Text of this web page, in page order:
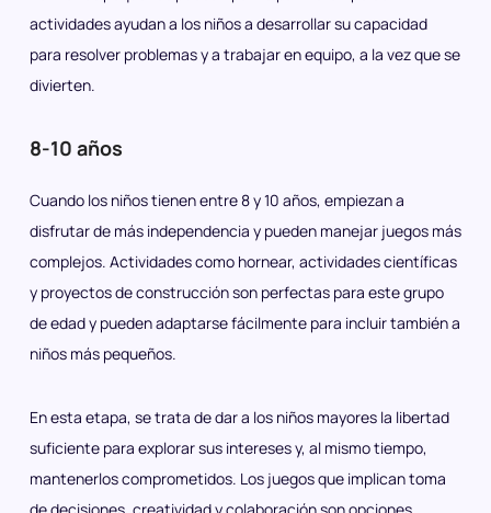
actividades ayudan a los niños a desarrollar su capacidad
para resolver problemas y a trabajar en equipo, a la vez que se
divierten.
8-10 años
Cuando los niños tienen entre 8 y 10 años, empiezan a
disfrutar de más independencia y pueden manejar juegos más
complejos. Actividades como hornear, actividades científicas
y proyectos de construcción son perfectas para este grupo
de edad y pueden adaptarse fácilmente para incluir también a
niños más pequeños.
En esta etapa, se trata de dar a los niños mayores la libertad
suficiente para explorar sus intereses y, al mismo tiempo,
mantenerlos comprometidos. Los juegos que implican toma